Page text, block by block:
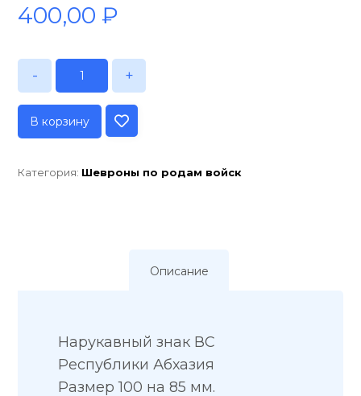
400,00₽
- +
В корзину
Категория: Шевроны по родам войск
Описание
Нарукавный знак ВС
Республики Абхазия
Размер 100 на 85 мм.